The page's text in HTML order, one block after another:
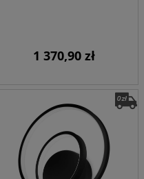
1 370,90 zł